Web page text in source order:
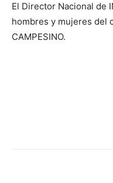
El Director Nacional de
hombres y mujeres del
CAMPESINO.